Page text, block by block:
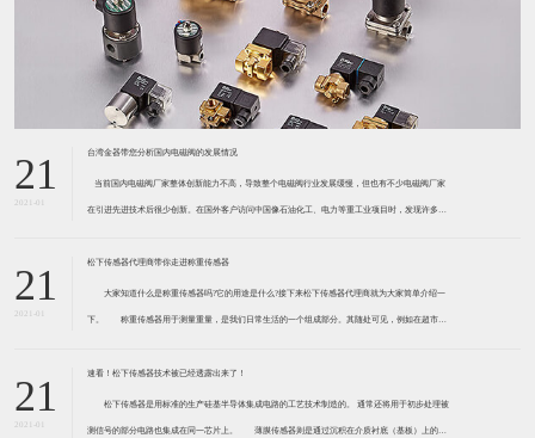
21
2021-01
台湾金器带您分析国内电磁阀的发展情况
​ 当前国内电磁阀厂家整体创新能力不高，导致整个电磁阀行业发展缓慢，但也有不少电磁阀厂家
在引进先进技术后很少创新。在国外客户访问中国像石油化工、电力等重工业项目时，发现许多项
21
2021-01
松下传感器代理商带你走进称重传感器
大家知道什么是称重传感器吗?它的用途是什么?接下来松下传感器代理商就为大家简单介绍一
下。 称重传感器用于测量重量，是我们日常生活的一个组成部分。其随处可见，例如在超市柜
带有应变片的弹性体组成。弹性体通常由钢
21
2021-01
速看！松下传感器技术被已经透露出来了！
松下传感器是用标准的生产硅基半导体集成电路的工艺技术制造的。 通常还将用于初步处理被
测信号的部分电路也集成在同一芯片上。 薄膜传感器则是通过沉积在介质衬底（基板）上的，